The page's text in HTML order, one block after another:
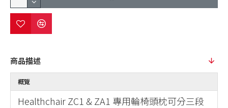
商品描述
概覽
Healthchair ZC1 & ZA1 專用輪椅頭枕可分三段